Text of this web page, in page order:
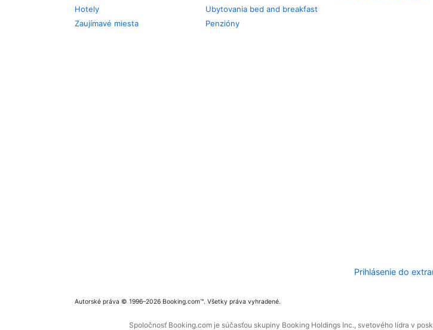
Hotely
Zaujímavé miesta
Ubytovania bed and breakfast
Penzióny
Prihlásenie do
Autorské práva © 1996–2026 Booking.com™. Všetky práva vyhradené.
Spoločnosť Booking.com je súčasťou skupiny Booking Holdings Inc., svetového lídra v